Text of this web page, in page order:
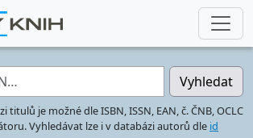
Vyhledat
titulů je možné dle ISBN, ISSN, EAN, č. ČNB, OCLC
Vyhledávat lze i v databázi autorů dle id